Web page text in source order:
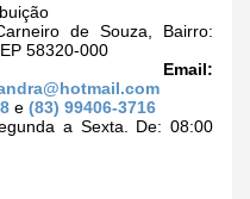
de Souza, Bairro:
58320-000
Email:
e (83) 99406-3716
a Sexta. De: 08:00